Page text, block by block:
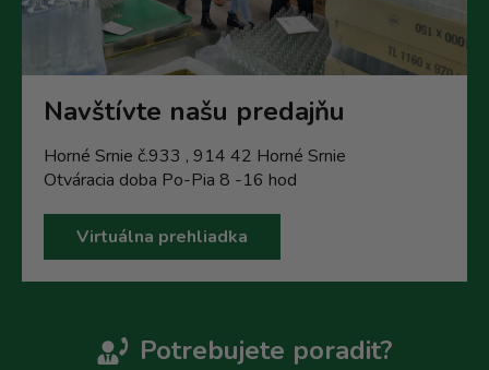
Navštívte našu predajňu
Horné Srnie č.933 , 914 42 Horné Srnie
Otváracia doba Po-Pia 8 -16 hod
Virtuálna prehliadka
Potrebujete poradit?